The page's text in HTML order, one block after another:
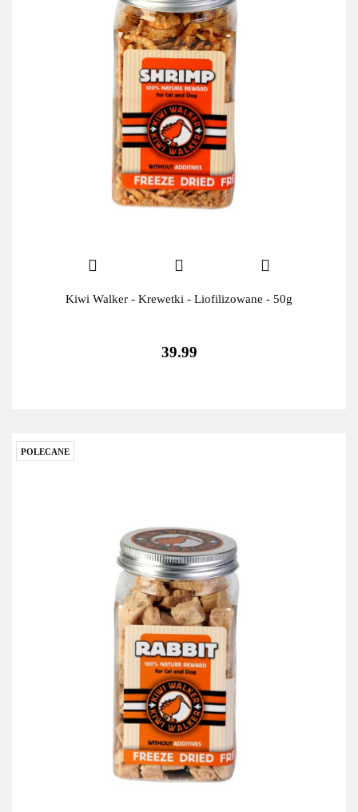
Kiwi Walker - Krewetki - Liofilizowane - 50g
39.99
POLECANE